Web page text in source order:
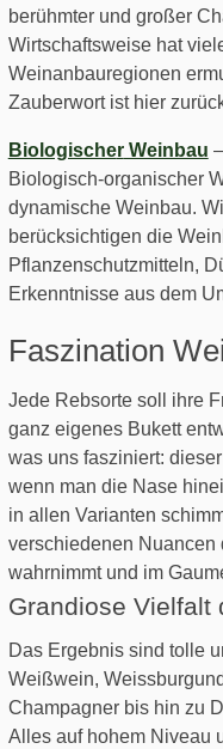
berühmter und großer
Wirtschaftsweise hat
Weinanbauregionen
Zauberwort ist hier
BiologischerWeinbau
Biologisch-organischer
dynamische Weinbau.
berücksichtigen die
Pflanzenschutzmitteln,
Erkenntnisse aus dem
Faszination
Jede Rebsorte soll ihre
ganz eigenes Bukett
was uns fasziniert:
wenn man die Nase
in allen Varianten
verschiedenen Nuancen
wahrnimmt und im
Grandiose Vielfalt
Das Ergebnis sind tolle
Weißwein,
Champagner bis hin zu
Alles auf hohem Niveau